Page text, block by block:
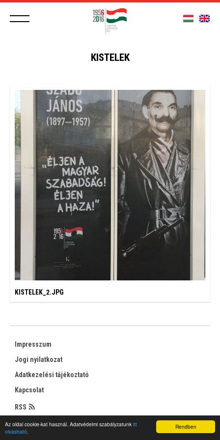
Rendben
Az oldal cookie-kat használ. Adatvédelmi szabályzatunk itt
olvasható.
KISTELEK
KISTELEK_2.JPG
Impresszum
Jogi nyilatkozat
Adatkezelési tájékoztató
Kapcsolat
RSS